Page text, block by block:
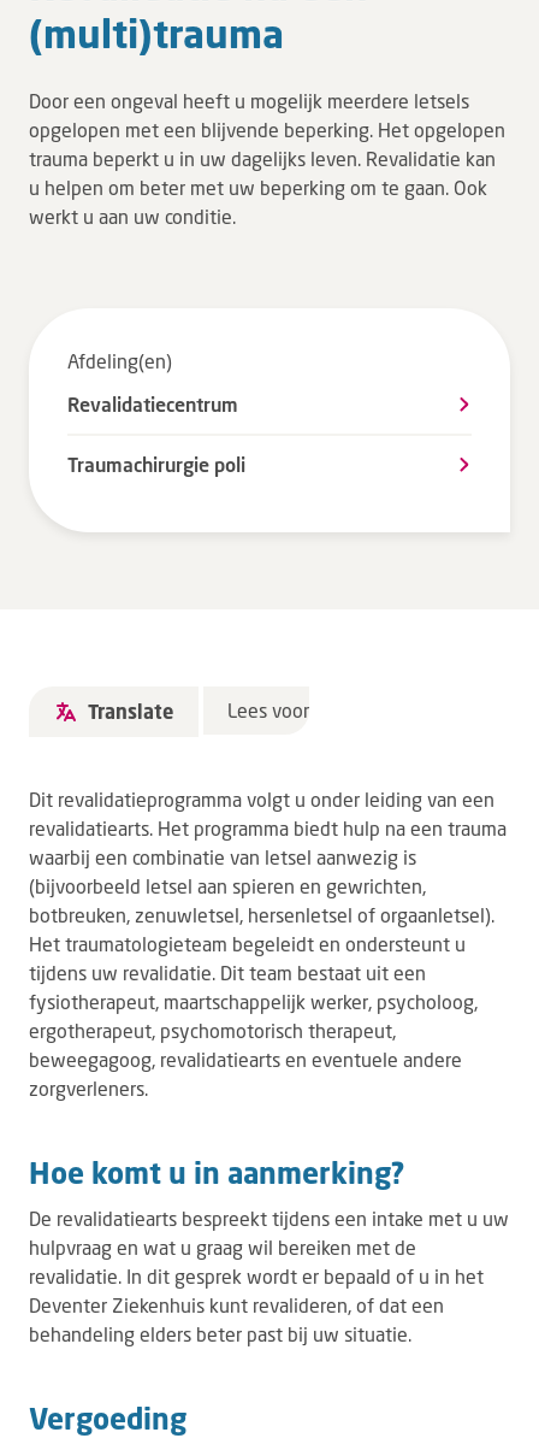
Tarieven en vergoeding
Uw gegevens
Wachttijden
Bezoek
Leren
Over ons
Verwijzers
MijnDZ
(multi)trauma
Door een ongeval heeft u mogelijk meerdere letsels
opgelopen met een blijvende beperking. Het opgelopen
trauma beperkt u in uw dagelijks leven. Revalidatie kan
u helpen om beter met uw beperking om te gaan. Ook
werkt u aan uw conditie.
Afdeling(en)
Revalidatiecentrum
Traumachirurgie poli
Translate Lees voor
Dit revalidatieprogramma volgt u onder leiding van een
revalidatiearts. Het programma biedt hulp na een trauma
waarbij een combinatie van letsel aanwezig is
(bijvoorbeeld letsel aan spieren en gewrichten,
botbreuken, zenuwletsel, hersenletsel of orgaanletsel).
Het traumatologieteam begeleidt en ondersteunt u
tijdens uw revalidatie. Dit team bestaat uit een
fysiotherapeut, maartschappelijk werker, psycholoog,
ergotherapeut, psychomotorisch therapeut,
beweegagoog, revalidatiearts en eventuele andere
zorgverleners.
Hoe komt u in aanmerking?
De revalidatiearts bespreekt tijdens een intake met u uw
hulpvraag en wat u graag wil bereiken met de
revalidatie. In dit gesprek wordt er bepaald of u in het
Deventer Ziekenhuis kunt revalideren, of dat een
behandeling elders beter past bij uw situatie.
Vergoeding